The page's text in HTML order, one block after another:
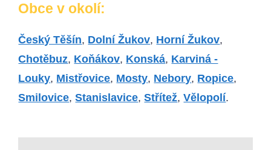
Obce v okolí:
Český Těšín, Dolní Žukov, Horní Žukov,
Chotěbuz, Koňákov, Konská, Karviná -
Louky, Mistřovice, Mosty, Nebory, Ropice,
Smilovice,Stanislavice,Střítež,Vělopolí.